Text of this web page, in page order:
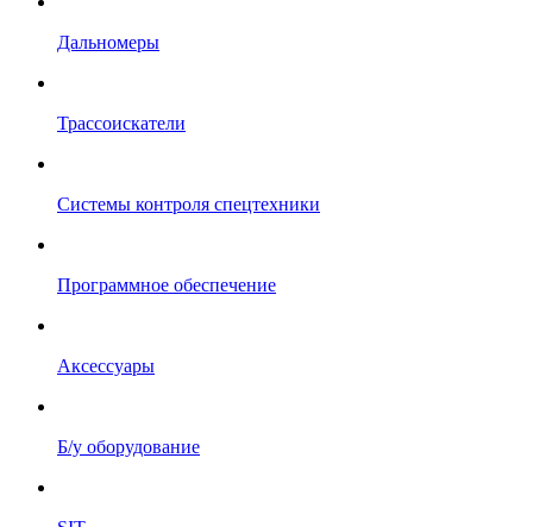
Дальномеры
Трассоискатели
Системы контроля спецтехники
Программное обеспечение
Аксессуары
Б/у оборудование